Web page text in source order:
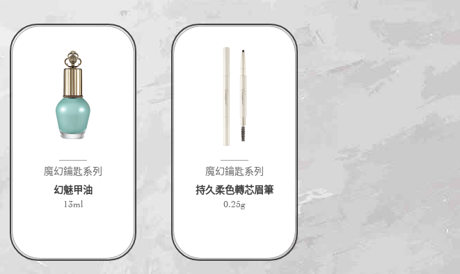
魔幻鑰匙系列
幻魅甲油
13ml
魔幻鑰匙系列
持久柔色轉芯眉筆
0.25g